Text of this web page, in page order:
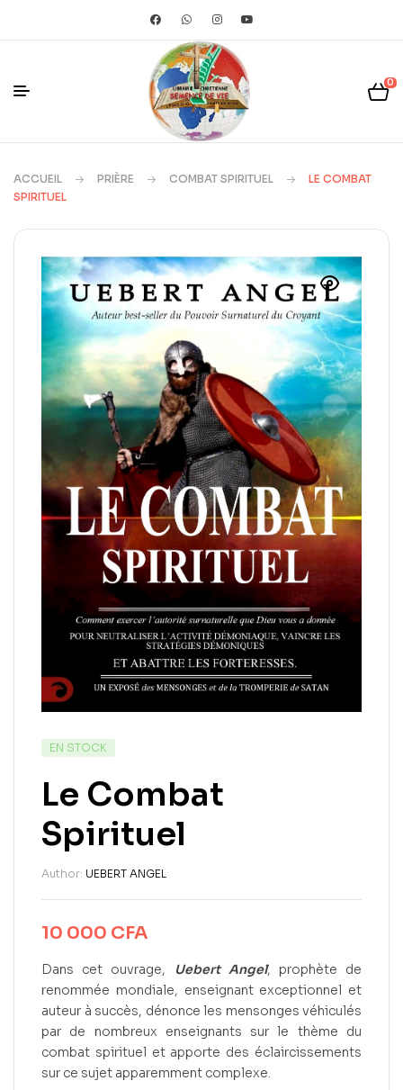
0
ACCUEIL PRIÈRE COMBAT SPIRITUEL
LE COMBAT
SPIRITUEL
EN STOCK
Le Combat
Spirituel
Author: UEBERT ANGEL
10 000 CFA
Dans cet ouvrage, Uebert Angel, prophète de
renommée mondiale, enseignant exceptionnel et
auteur à succès, dénonce les mensonges véhiculés
par de nombreux enseignants sur le thème du
combat spirituel et apporte des éclaircissements
sur ce sujet apparemment complexe.